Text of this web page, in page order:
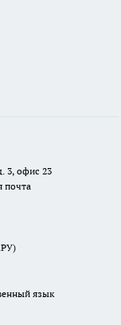
3, офис 23
почта
язык